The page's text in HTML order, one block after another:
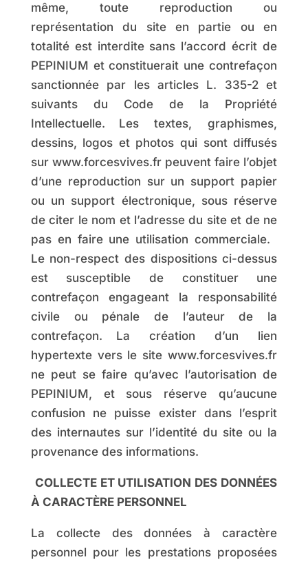
même, toute reproduction ou
représentation du site en partie ou en
totalité est interdite sans l’accord écrit de
PEPINIUM et constituerait une contrefaçon
sanctionnée par les articles L. 335-2 et
suivants du Code de la Propriété
Intellectuelle. Les textes, graphismes,
dessins, logos et photos qui sont diffusés
sur www.forcesvives.fr peuvent faire l’objet
d’une reproduction sur un support papier
ou un support électronique, sous réserve
de citer le nom et l’adresse du site et de ne
pas en faire une utilisation commerciale.
Le non-respect des dispositions ci-dessus
est susceptible de constituer une
contrefaçon engageant la responsabilité
civile ou pénale de l’auteur de la
contrefaçon. La création d’un lien
hypertexte vers le site www.forcesvives.fr
ne peut se faire qu’avec l’autorisation de
PEPINIUM, et sous réserve qu’aucune
confusion ne puisse exister dans l’esprit
des internautes sur l’identité du site ou la
provenance des informations.
COLLECTE ET UTILISATION DES DONNÉES
À CARACTÈRE PERSONNEL
La collecte des données à caractère
personnel pour les prestations proposées